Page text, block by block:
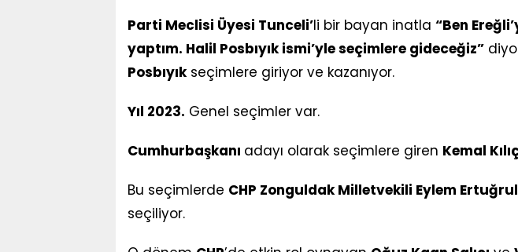
Parti Meclisi Üyesi Tunceli’li bir bayan inatla “Ben
yaptım. Halil Posbıyık ismi’yle seçimlere gideceğiz”
Posbıyıkseçimlere giriyor ve kazanıyor.
Yıl 2023. Genel seçimler var.
Cumhurbaşkanı adayı olarak seçimlere giren Kemal
Bu seçimlerde CHP Zonguldak Milletvekili Eylem Ertuğrul
seçiliyor.